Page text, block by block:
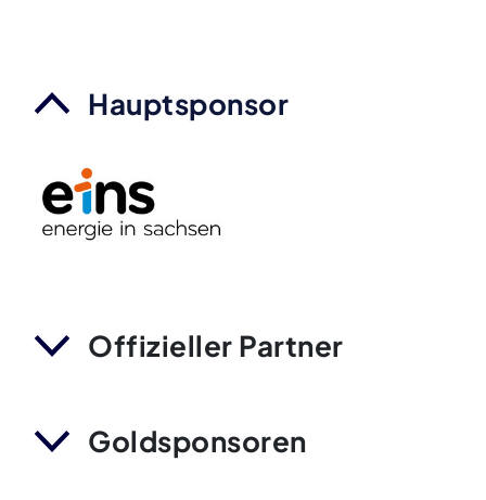
Hauptsponsor
Offizieller Partner
Goldsponsoren